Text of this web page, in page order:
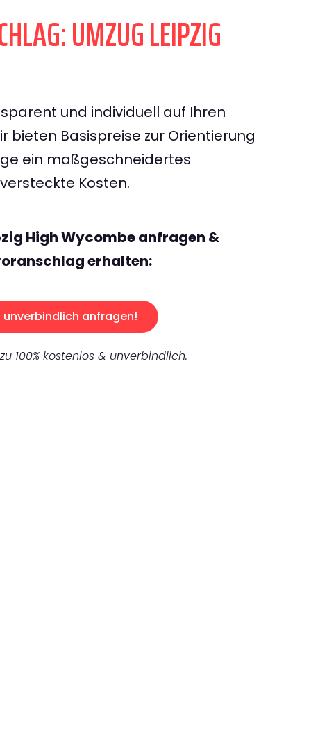
UMZUG LEIPZIG
und individuell auf Ihren
bieten Basispreise zur Orientierung
ein maßgeschneidertes
Kosten.
High Wycombe anfragen &
erhalten:
unverbindlich anfragen!
100% kostenlos & unverbindlich.